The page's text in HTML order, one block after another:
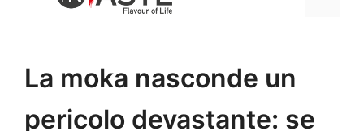
La moka nasconde un
pericolo devastante: se